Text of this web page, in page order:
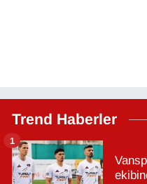
Trend Haberler
1